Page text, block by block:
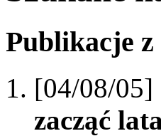
Publikacje z
[04/08/05]
zacząć